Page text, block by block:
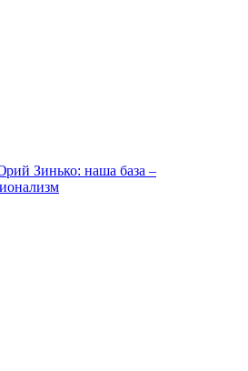
Зинько: наша база –